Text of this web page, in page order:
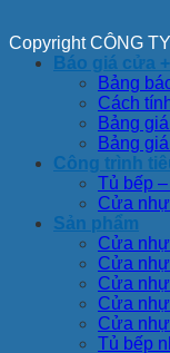
Copyright CÔNG
Báo giá cửa
Bảng
Cách
Bảng
Bảng
Công trình
Tủ bếp
Cửa
Sản phẩm
Cửa
Cửa
Cửa
Cửa
Cửa
Tủ bếp